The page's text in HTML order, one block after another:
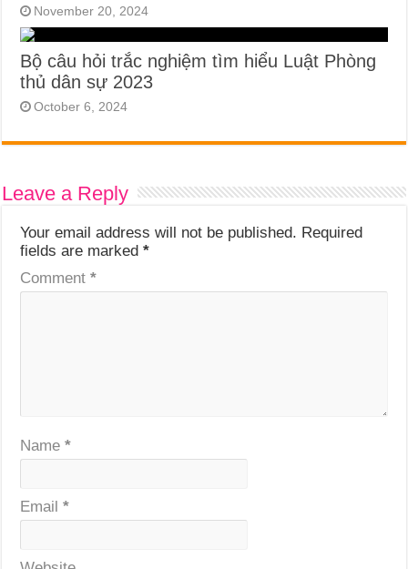
November 20, 2024
Bộ câu hỏi trắc nghiệm tìm hiểu Luật Phòng
thủ dân sự 2023
October 6, 2024
Leave a Reply
Your email address will not be published. Required
fields are marked*
Comment*
Name*
Email*